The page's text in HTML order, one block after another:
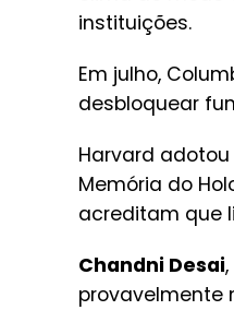
instituições.
Em julho,
desbloquear
Harvard
Memória do
acreditam que
Chandni Desai
provavelmente